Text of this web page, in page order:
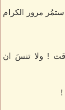
مرور الكرام
! ولا تنسَ ان
!